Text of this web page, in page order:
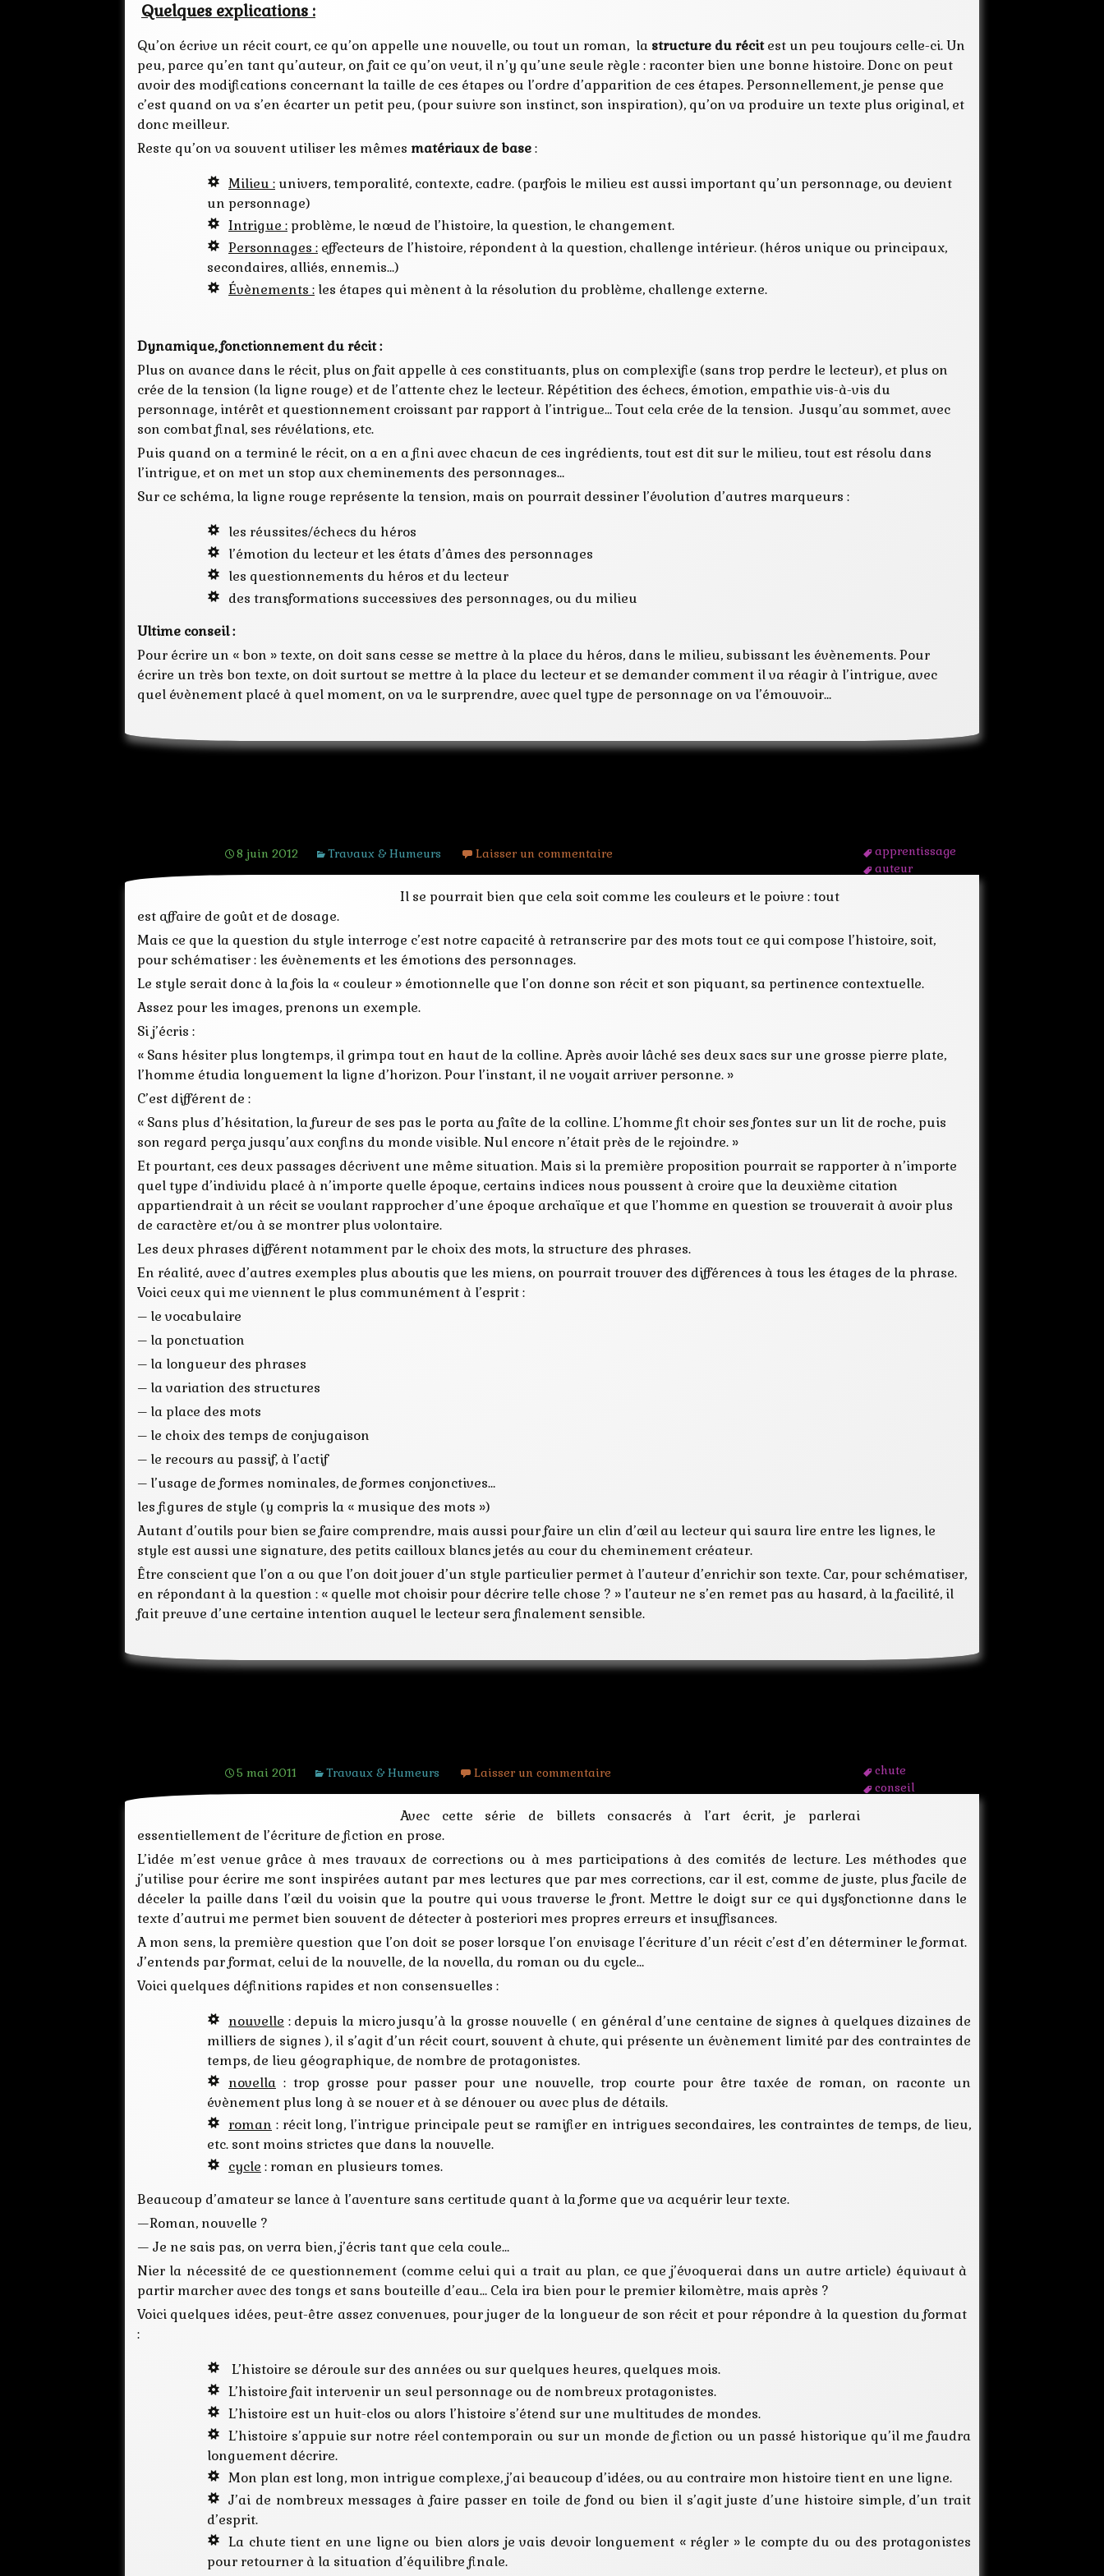
schema
texte
Quelques explications :
Qu’on écrive un récit court, ce qu’on appelle une nouvelle, ou tout un roman, la structure du récitest un peu toujours celle-ci. Un
peu, parce qu’en tant qu’auteur, on fait ce qu’on veut, il n’y qu’une seule règle : raconter bien une bonne histoire. Donc on peut
avoir des modifications concernant la taille de ces étapes ou l’ordre d’apparition de ces étapes. Personnellement, je pense que
c’est quand on va s’en écarter un petit peu, (pour suivre son instinct, son inspiration), qu’on va produire un texte plus original, et
donc meilleur.
Reste qu’on va souvent utiliser les mêmes matériaux de base:
Milieu : univers, temporalité, contexte, cadre. (parfois le milieu est aussi important qu’un personnage, ou devient
un personnage)
Intrigue : problème, le nœud de l’histoire, la question, le changement.
Personnages : effecteurs de l’histoire, répondent à la question, challenge intérieur. (héros unique ou principaux,
secondaires, alliés, ennemis…)
Évènements : les étapes qui mènent à la résolution du problème, challenge externe.
Dynamique, fonctionnement du récit :
Plus on avance dans le récit, plus on fait appelle à ces constituants, plus on complexifie (sans trop perdre le lecteur), et plus on
crée de la tension (la ligne rouge) et de l’attente chez le lecteur. Répétition des échecs, émotion, empathie vis-à-vis du
personnage, intérêt et questionnement croissant par rapport à l’intrigue… Tout cela crée de la tension. Jusqu’au sommet, avec
son combat final, ses révélations, etc.
Puis quand on a terminé le récit, on a en a fini avec chacun de ces ingrédients, tout est dit sur le milieu, tout est résolu dans
l’intrigue, et on met un stop aux cheminements des personnages…
Sur ce schéma, la ligne rouge représente la tension, mais on pourrait dessiner l’évolution d’autres marqueurs :
les réussites/échecs du héros
l’émotion du lecteur et les états d’âmes des personnages
les questionnements du héros et du lecteur
des transformations successives des personnages, ou du milieu
Ultime conseil :
Pour écrire un « bon » texte, on doit sans cesse se mettre à la place du héros, dans le milieu, subissant les évènements. Pour
écrire un très bon texte, on doit surtout se mettre à la place du lecteur et se demander comment il va réagir à l’intrigue, avec
quel évènement placé à quel moment, on va le surprendre, avec quel type de personnage on va l’émouvoir…
8 juin 2012 Travaux & Humeurs
apprentissage
auteur
écrivain
mot
texte
Laisser un commentaire
Il se pourrait bien que cela soit comme les couleurs et le poivre : tout
est affaire de goût et de dosage.
Mais ce que la question du style interroge c’est notre capacité à retranscrire par des mots tout ce qui compose l’histoire, soit,
pour schématiser : les évènements et les émotions des personnages.
Le style serait donc à la fois la « couleur » émotionnelle que l’on donne son récit et son piquant, sa pertinence contextuelle.
Assez pour les images, prenons un exemple.
Si j’écris :
« Sans hésiter plus longtemps, il grimpa tout en haut de la colline. Après avoir lâché ses deux sacs sur une grosse pierre plate,
l’homme étudia longuement la ligne d’horizon. Pour l’instant, il ne voyait arriver personne. »
C’est différent de :
« Sans plus d’hésitation, la fureur de ses pas le porta au faîte de la colline. L’homme fit choir ses fontes sur un lit de roche, puis
son regard perça jusqu’aux confins du monde visible. Nul encore n’était près de le rejoindre. »
Et pourtant, ces deux passages décrivent une même situation. Mais si la première proposition pourrait se rapporter à n’importe
quel type d’individu placé à n’importe quelle époque, certains indices nous poussent à croire que la deuxième citation
appartiendrait à un récit se voulant rapprocher d’une époque archaïque et que l’homme en question se trouverait à avoir plus
de caractère et/ou à se montrer plus volontaire.
Les deux phrases différent notamment par le choix des mots, la structure des phrases.
En réalité, avec d’autres exemples plus aboutis que les miens, on pourrait trouver des différences à tous les étages de la phrase.
Voici ceux qui me viennent le plus communément à l’esprit :
– le vocabulaire
– la ponctuation
– la longueur des phrases
– la variation des structures
– la place des mots
– le choix des temps de conjugaison
– le recours au passif, à l’actif
– l’usage de formes nominales, de formes conjonctives…
les figures de style (y compris la « musique des mots »)
Autant d’outils pour bien se faire comprendre, mais aussi pour faire un clin d’œil au lecteur qui saura lire entre les lignes, le
style est aussi une signature, des petits cailloux blancs jetés au cour du cheminement créateur.
Être conscient que l’on a ou que l’on doit jouer d’un style particulier permet à l’auteur d’enrichir son texte. Car, pour schématiser,
en répondant à la question : « quelle mot choisir pour décrire telle chose ? » l’auteur ne s’en remet pas au hasard, à la facilité, il
fait preuve d’une certaine intention auquel le lecteur sera finalement sensible.
5 mai 2011 Travaux & Humeurs
chute
conseil
format
forme
histoire
idee
long
récit
roman
taille
Laisser un commentaire
Avec cette série de billets consacrés à l’art écrit, je parlerai
essentiellement de l’écriture de fiction en prose.
L’idée m’est venue grâce à mes travaux de corrections ou à mes participations à des comités de lecture. Les méthodes que
j’utilise pour écrire me sont inspirées autant par mes lectures que par mes corrections, car il est, comme de juste, plus facile de
déceler la paille dans l’œil du voisin que la poutre qui vous traverse le front. Mettre le doigt sur ce qui dysfonctionne dans le
texte d’autrui me permet bien souvent de détecter à posteriori mes propres erreurs et insuffisances.
A mon sens, la première question que l’on doit se poser lorsque l’on envisage l’écriture d’un récit c’est d’en déterminer le format.
J’entends par format, celui de la nouvelle, de la novella, du roman ou du cycle…
Voici quelques définitions rapides et non consensuelles :
nouvelle : depuis la micro jusqu’à la grosse nouvelle ( en général d’une centaine de signes à quelques dizaines de
milliers de signes ), il s’agit d’un récit court, souvent à chute, qui présente un évènement limité par des contraintes de
temps, de lieu géographique, de nombre de protagonistes.
novella : trop grosse pour passer pour une nouvelle, trop courte pour être taxée de roman, on raconte un
évènement plus long à se nouer et à se dénouer ou avec plus de détails.
roman : récit long, l’intrigue principale peut se ramifier en intrigues secondaires, les contraintes de temps, de lieu,
etc. sont moins strictes que dans la nouvelle.
cycle : roman en plusieurs tomes.
Beaucoup d’amateur se lance à l’aventure sans certitude quant à la forme que va acquérir leur texte.
—Roman, nouvelle ?
— Je ne sais pas, on verra bien, j’écris tant que cela coule…
Nier la nécessité de ce questionnement (comme celui qui a trait au plan, ce que j’évoquerai dans un autre article) équivaut à
partir marcher avec des tongs et sans bouteille d’eau… Cela ira bien pour le premier kilomètre, mais après ?
Voici quelques idées, peut-être assez convenues, pour juger de la longueur de son récit et pour répondre à la question du format
:
L’histoire se déroule sur des années ou sur quelques heures, quelques mois.
L’histoire fait intervenir un seul personnage ou de nombreux protagonistes.
L’histoire est un huit-clos ou alors l’histoire s’étend sur une multitudes de mondes.
L’histoire s’appuie sur notre réel contemporain ou sur un monde de fiction ou un passé historique qu’il me faudra
longuement décrire.
Mon plan est long, mon intrigue complexe, j’ai beaucoup d’idées, ou au contraire mon histoire tient en une ligne.
J’ai de nombreux messages à faire passer en toile de fond ou bien il s’agit juste d’une histoire simple, d’un trait
d’esprit.
La chute tient en une ligne ou bien alors je vais devoir longuement « régler » le compte du ou des protagonistes
pour retourner à la situation d’équilibre finale.